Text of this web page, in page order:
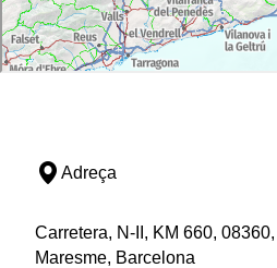
Adreça
Carretera, N-II, KM 660,
Maresme, Barcelona